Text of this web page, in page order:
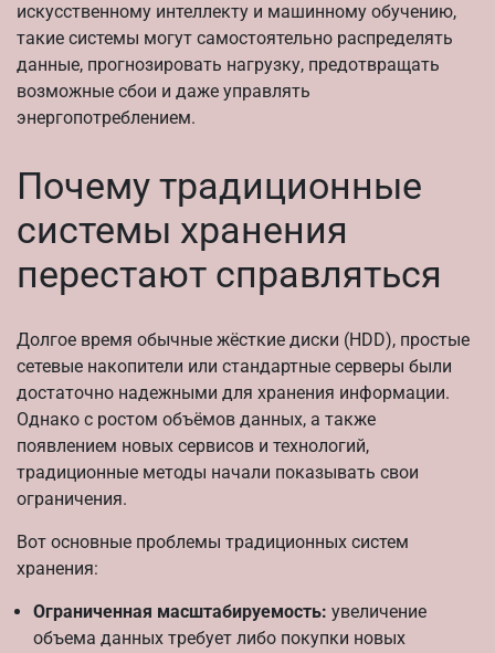
искусственному интеллекту и машинному обучению,
такие системы могут самостоятельно распределять
данные, прогнозировать нагрузку, предотвращать
возможные сбои и даже управлять
энергопотреблением.
Почему традиционные
системы хранения
перестают справляться
Долгое время обычные жёсткие диски (HDD), простые
сетевые накопители или стандартные серверы были
достаточно надежными для хранения информации.
Однако с ростом объёмов данных, а также
появлением новых сервисов и технологий,
традиционные методы начали показывать свои
ограничения.
Вот основные проблемы традиционных систем
хранения:
Ограниченная масштабируемость: увеличение
объема данных требует либо покупки новых